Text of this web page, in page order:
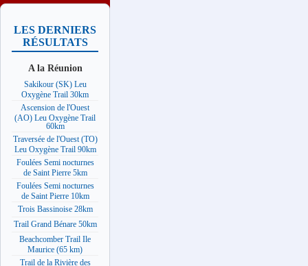
LES DERNIERS
RÉSULTATS
A la Réunion
Sakikour (SK) Leu
Oxygène Trail 30km
Ascension de l'Ouest
(AO) Leu Oxygène Trail
60km
Traversée de l'Ouest (TO)
Leu Oxygène Trail 90km
Foulées Semi nocturnes
de Saint Pierre 5km
Foulées Semi nocturnes
de Saint Pierre 10km
Trois Bassinoise 28km
Trail Grand Bénare 50km
Beachcomber Trail Ile
Maurice (65 km)
Trail de la Rivière des